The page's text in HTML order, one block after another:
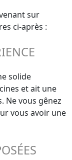
sur
ci-après :
solide
et ait une
Ne vous gênez
vous avoir une